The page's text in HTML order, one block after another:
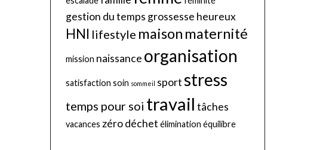
gestion du temps grossesse heureux
HNI lifestyle maison maternité
mission naissance organisation
satisfaction soin sommeil sportstress
temps pour soi travail tâches
vacances zéro déchet élimination équilibre